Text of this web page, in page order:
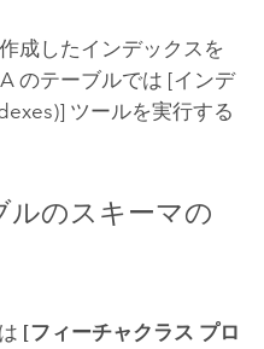
成したインデックスを
のテーブルでは [インデ
ツールを実行する
ルのスキーマの
[フィーチャクラス プロ